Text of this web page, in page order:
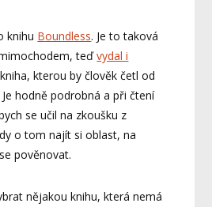
knihu Boundless. Je to taková
teďvydal i
kterou by člověk četl od
hodně podrobná a při čtení
se učil na zkoušku z
o tom najít si oblast, na
pověnovat.
nějakou knihu, která nemá